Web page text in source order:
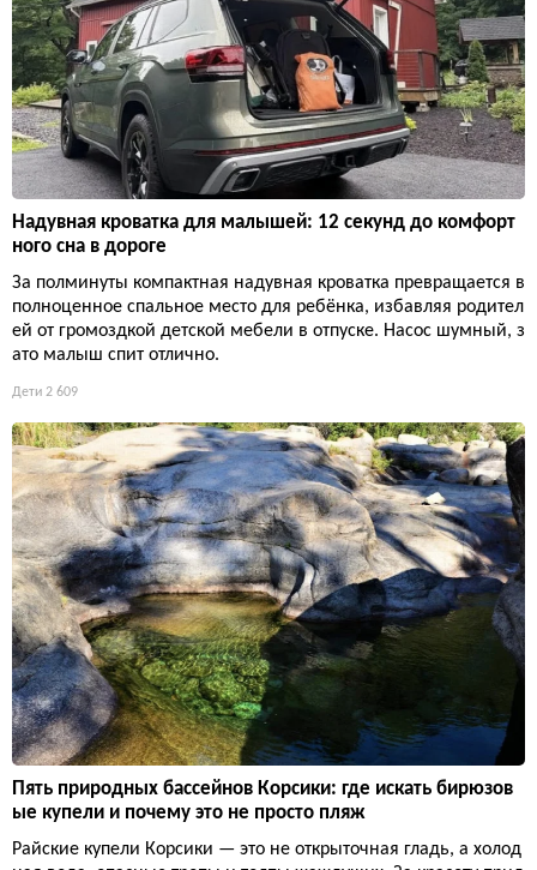
Надувная кроватка для малышей: 12 секунд до комфорт
ного сна в дороге
За полминуты компактная надувная кроватка превращается в
полноценное спальное место для ребёнка, избавляя родител
ей от громоздкой детской мебели в отпуске. Насос шумный, з
ато малыш спит отлично.
Дети 2 609
Пять природных бассейнов Корсики: где искать бирюзов
ые купели и почему это не просто пляж
Райские купели Корсики — это не открыточная гладь, а холод